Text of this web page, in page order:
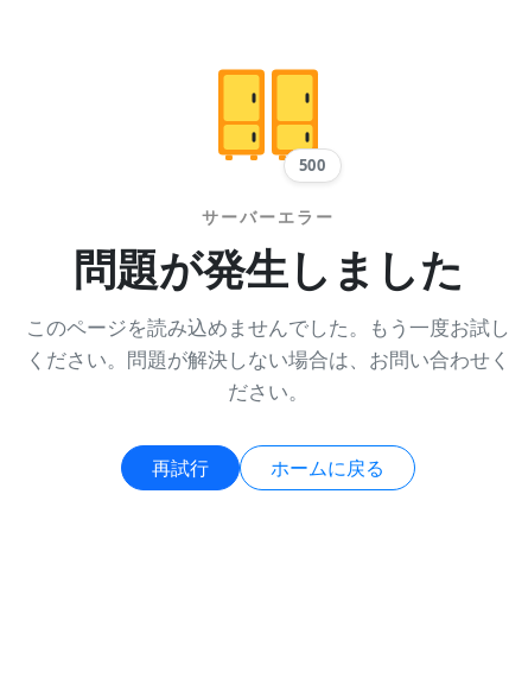
500
サーバーエラー
問題が発生しました
このページを読み込めませんでした。もう一度お試し
ください。問題が解決しない場合は、お問い合わせく
ださい。
再試行 ホームに戻る